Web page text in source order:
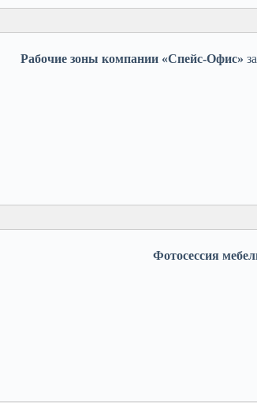
Рабочие зоны компании «Спейс-Офис»
Фотосессия